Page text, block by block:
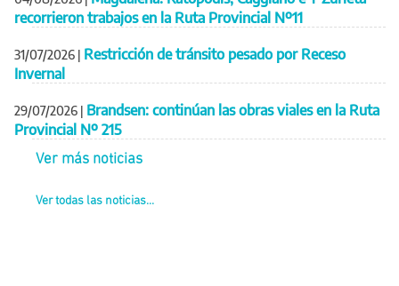
recorrieron trabajos en la Ruta Provincial Nº11
31/07/2026 | Restricción de tránsito pesado por Receso
Invernal
29/07/2026 | Brandsen: continúan las obras viales en la Ruta
Provincial Nº 215
Ver más noticias
Ver todas las noticias...